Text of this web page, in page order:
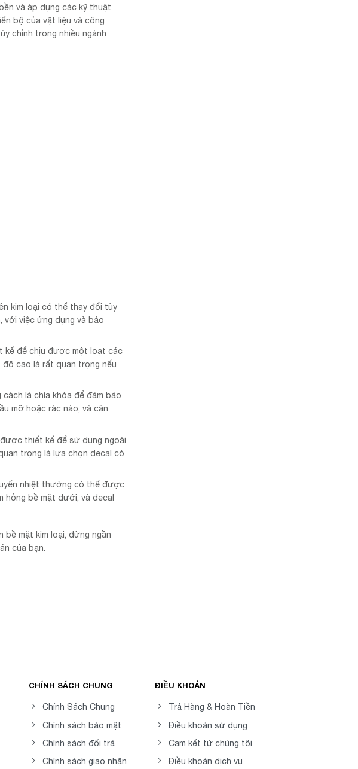
và áp dụng các kỹ thuật
bộ của vật liệu và công
chỉnh trong nhiều ngành
kim loại có thể thay đổi tùy
với việc ứng dụng và bảo
kế để chịu được một loạt các
cao là rất quan trọng nếu
cách là chìa khóa để đảm bảo
mỡ hoặc rác nào, và cân
thiết kế để sử dụng ngoài
trọng là lựa chọn decal có
nhiệt thường có thể được
hỏng bề mặt dưới, và decal
mặt kim loại, đừng ngần
của bạn.
CHÍNH SÁCH CHUNG
Chính Sách Chung
Chính sách bảo mật
Chính sách đổi trả
Chính sách giao nhận
ĐIỀU KHOẢN
Trả Hàng & Hoàn Tiền
Điều khoản sử dụng
Cam kết từ chúng tôi
Điều khoản dịch vụ